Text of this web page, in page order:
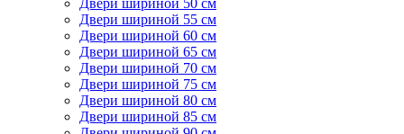
Двери шириной 50 см
Двери шириной 55 см
Двери шириной 60 см
Двери шириной 65 см
Двери шириной 70 см
Двери шириной 75 см
Двери шириной 80 см
Двери шириной 85 см